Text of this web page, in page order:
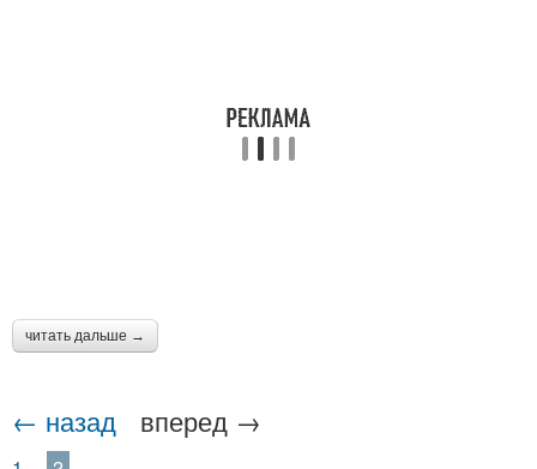
Внутренний утепление
читать дальше →
← назад вперед →